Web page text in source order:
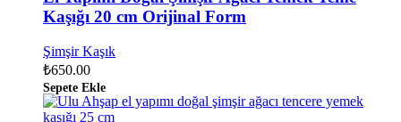
Kaşığı 20 cm Orijinal Form
Şimşir Kaşık
₺650.00
Sepete Ekle